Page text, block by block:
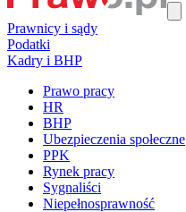
Prawnicy i sądy
Podatki
Kadry i BHP
Prawo pracy
HR
BHP
Ubezpieczenia społeczne
PPK
Rynek pracy
Sygnaliści
Niepełnosprawność